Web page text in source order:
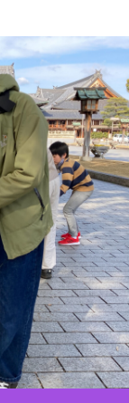
）